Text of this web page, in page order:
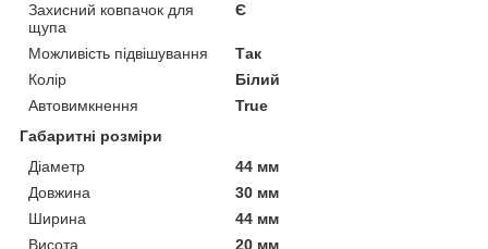
Захисний ковпачок для
щупа
Є
Можливість підвішування
Так
Колір
Білий
Автовимкнення
True
Габаритні розміри
Діаметр
44 мм
Довжина
30 мм
Ширина
44 мм
Висота
20 мм